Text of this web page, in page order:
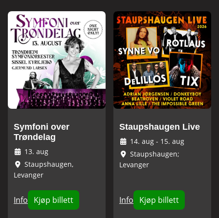
Symfoni over
Trøndelag
13. aug
Staupshaugen,
Levanger
Info Kjøp billett
Staupshaugen Live
14. aug - 15. aug
Staupshaugen;
Levanger
Info Kjøp billett